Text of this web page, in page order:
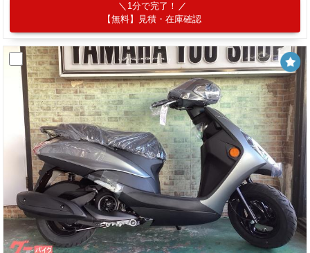
1分で完了！
【無料】見積・在庫確認